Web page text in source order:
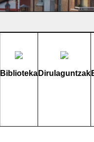
Biblioteka Dirulaguntzak